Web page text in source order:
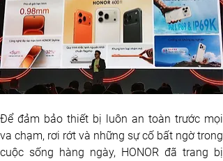
Để đảm bảo thiết bị luôn an toàn trước mọi
va chạm, rơi rớt và những sự cố bất ngờ trong
cuộc sống hàng ngày, HONOR đã trang bị